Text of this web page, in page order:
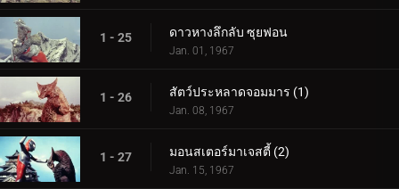
1 - 25 ดาวหางลึกลับ ซุยฟอน
Jan. 01, 1967
1 - 26 สัตว์ประหลาดจอมมาร (1)
Jan. 08, 1967
1 - 27 มอนสเตอร์มาเจสตี้ (2)
Jan. 15, 1967